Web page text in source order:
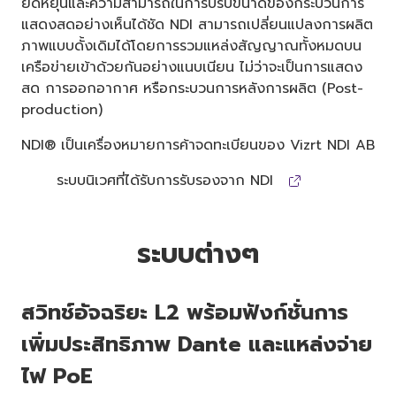
แสดงสดอย่างเห็นได้ชัด NDI สามารถเปลี่ยนแปลงการผลิต
ภาพแบบดั้งเดิมได้โดยการรวมแหล่งสัญญาณทั้งหมดบน
เครือข่ายเข้าด้วยกันอย่างแนบเนียน ไม่ว่าจะเป็นการแสดง
สด การออกอากาศ หรือกระบวนการหลังการผลิต (Post-
production)
NDI® เป็นเครื่องหมายการค้าจดทะเบียนของ Vizrt NDI AB
ระบบนิเวศที่ได้รับการรับรองจาก NDI
ระบบต่างๆ
สวิทช์อัจฉริยะ L2 พร้อมฟังก์ชั่นการ
เพิ่มประสิทธิภาพ Dante และแหล่งจ่าย
ไฟ PoE